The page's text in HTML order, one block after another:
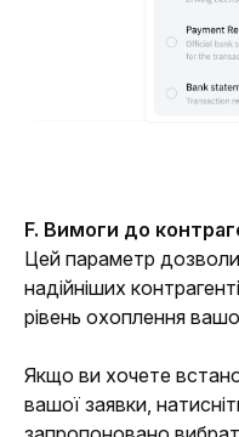
F. Вимоги до
Цей параметр
надійніших
рівень охоплення
Якщо ви хочете
вашої заявки,